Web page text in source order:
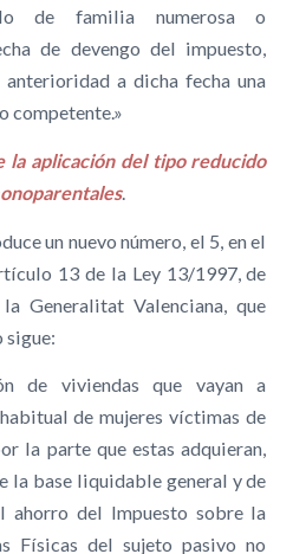
de familia numerosa o
de devengo del impuesto,
anterioridad a dicha fecha una
competente.»
la aplicación del tipo reducido
.
un nuevo número, el 5, en el
13 de la Ley 13/1997, de
Generalitat Valenciana, que
sigue:
de viviendas que vayan a
de mujeres víctimas de
la parte que estas adquieran,
la base liquidable general y de
ahorro del Impuesto sobre la
Físicas del sujeto pasivo no